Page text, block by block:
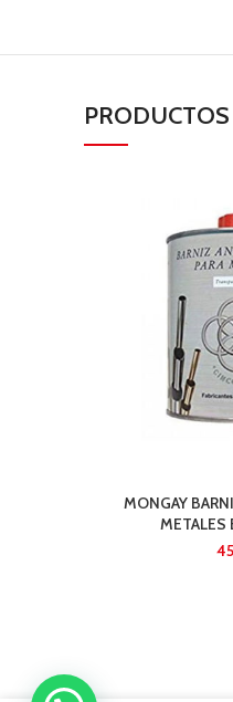
MONGAY
METALES